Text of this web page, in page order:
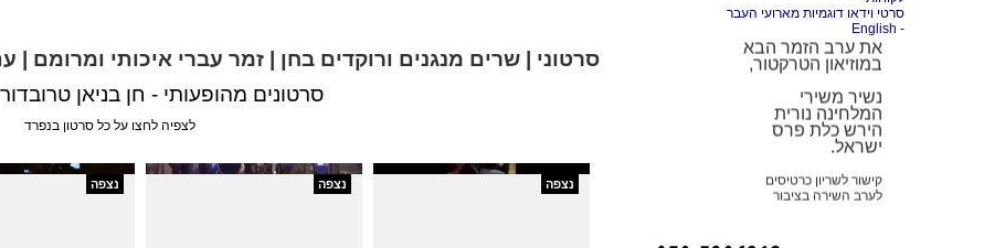
סרטי וידאו דוגמיות מארועי העבר
- English
ב-30.10.26 נקיים
אתערב הזמר הבא
במוזיאון הטרקטור,
המלחינה נורית
הירש כלת פרס
ישראל.
לערב השירה בציבור
במוזיאון הטרקטור
סרטוני | שרים מנגנים ורוקדים בחן | זמר עברי איכותי ומרומם |
סרטונים מהופעותי - חן בניאן
לצפיה לחצו על כל סרטון בנפרד
נצפה נצפה נצפה